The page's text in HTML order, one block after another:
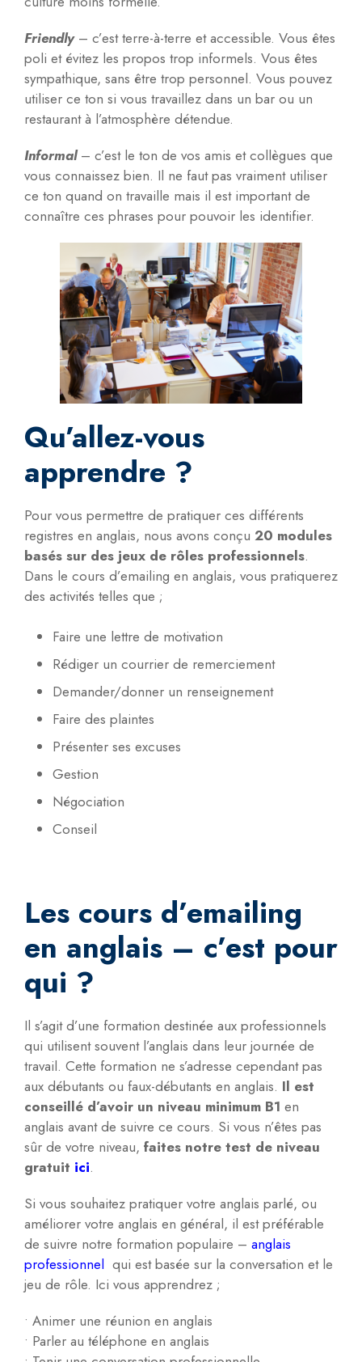
Friendly– c’est terre-à-terre et accessible. Vous êtes
poli et évitez les propos trop informels. Vous êtes
sympathique, sans être trop personnel. Vous pouvez
utiliser ce ton si vous travaillez dans un bar ou un
restaurant à l’atmosphère détendue.
Informal– c’est le ton de vos amis et collègues que
vous connaissez bien. Il ne faut pas vraiment utiliser
ce ton quand on travaille mais il est important de
connaître ces phrases pour pouvoir les identifier.
Qu’allez-vous
apprendre ?
Pour vous permettre de pratiquer ces différents
registres en anglais, nous avons conçu 20 modules
basés sur des jeux de rôles professionnels.
Dans le cours d’emailing en anglais, vous pratiquerez
des activités telles que ;
Faire une lettre de motivation
Rédiger un courrier de remerciement
Demander/donner un renseignement
Faire des plaintes
Présenter ses excuses
Gestion
Négociation
Conseil
Les cours d’emailing
en anglais – c’est pour
qui ?
Il s’agit d’une formation destinée aux professionnels
qui utilisent souvent l’anglais dans leur journée de
travail. Cette formation ne s’adresse cependant pas
aux débutants ou faux-débutants en anglais. Il est
conseillé d’avoir un niveau minimum B1 en
anglais avant de suivre ce cours. Si vous n’êtes pas
sûr de votre niveau, faites notre test de niveau
gratuit ici.
Si vous souhaitez pratiquer votre anglais parlé, ou
améliorer votre anglais en général, il est préférable
de suivre notre formation populaire – anglais
professionnel qui est basée sur la conversation et le
jeu de rôle. Ici vous apprendrez ;
• Animer une réunion en anglais
• Parler au téléphone en anglais